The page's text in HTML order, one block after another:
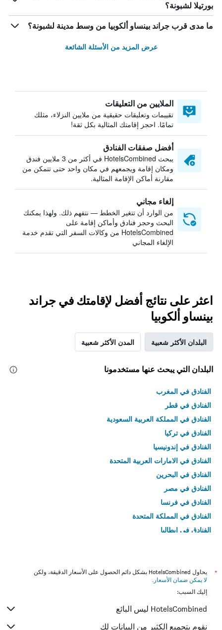
بورتيلا لشبونة؟
ما مدى قرب جراند بينساو ألكوبيا من وسط مدينة لشبونة؟
عرض المزيد من الأسئلة الشائعة
الملايين من التعليقات
تقييمات وتعليقات حقيقية من ملايين النزلاء، مثلك
تمامًا. احجز إقامتك المثالية بكل ثقة!
أفضل صفقات الفنادق
يبحث HotelsCombined في أكثر من 3 ملايين فندق
ومكان إقامة ويجمعهم في مكان واحد حتى تتمكن من
مقارنة أماكن الإقامة المثالية.
إلغاء مجاني
من الوارد أن تتغير الخطط — نتفهم ذلك. ولهذا يمكنك
البحث وحجز فنادق وأماكن إقامة على
HotelsCombined من وكالات السفر التي تقدم خدمة
الإلغاء المجاني
اعثر على نتائج أفضل لإقامتك في جراند
بينساو ألكوبيا
البلدان الأكثر شعبية المدن الأكثر شعبية
البلدان التي يبحث عنها مستخدمونا
الفنادق في المغرب
الفنادق في قطر
الفنادق في المملكة العربية السعودية
الفنادق في تركيا
الفنادق في إندونيسيا
الفنادق في الامارات العربية المتحدة
الفنادق في البحرين
الفنادق في مصر
الفنادق في فرنسا
الفنادق في المملكة المتحدة
الفنادق في إيطاليا
*
يحاول HotelsCombined بشكل دائم الحصول على الأسعار الدقيقة، ولكن
لا يمكن ضمان الأسعار .
إليك السبب:
HotelsCombined ليس البائع
نقوم بتجميع الكثير من البيانات لك